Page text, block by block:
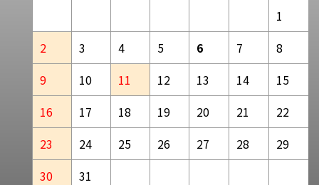
1
2
3 4 5 6 7
8
9
10 11 12 13 14
15
16
17 18 19 20 21
22
23
24 25 26 27 28
29
30
31